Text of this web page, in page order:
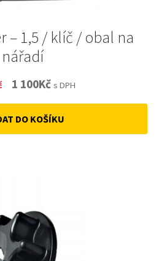
– 1,5 / klíč / obal na
nářadí
Original
price
was:
1 100KčCurrent
price
is:
s DPH
DO KOŠÍKU